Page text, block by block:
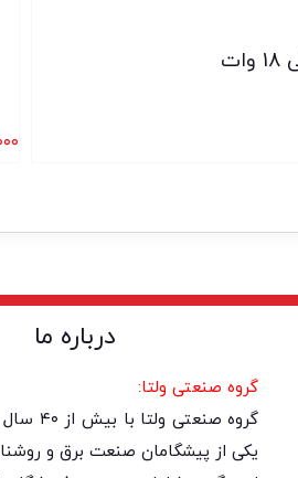
درباره ما
گروه صنعتی ولتا:
گروه
یکی از پیشگامان صنعت برق و